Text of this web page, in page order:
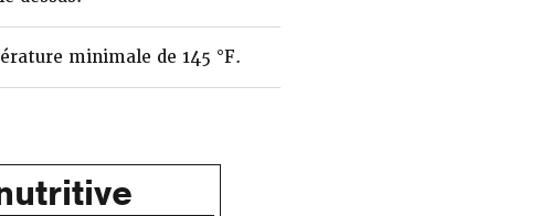
minimale de 145 °F.